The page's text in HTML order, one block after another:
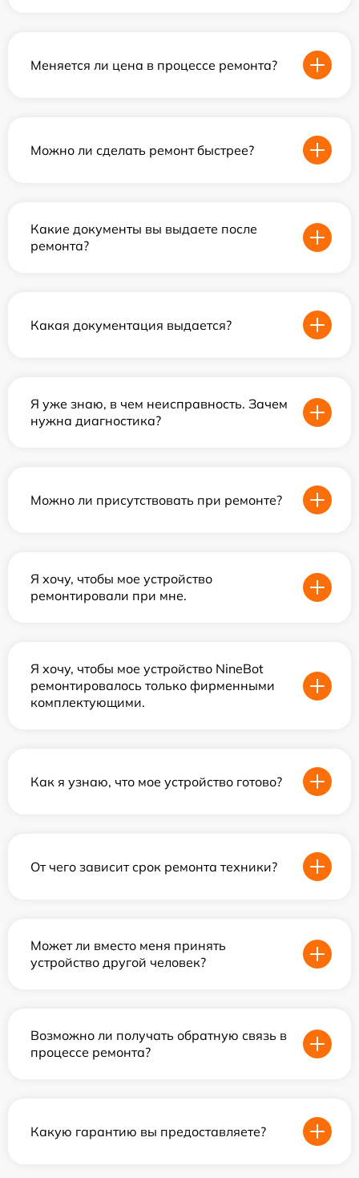
Меняется ли цена в процессе ремонта?
Можно ли сделать ремонт быстрее?
Какие документы вы выдаете после
ремонта?
Какая документация выдается?
Я уже знаю, в чем неисправность. Зачем
нужна диагностика?
Можно ли присутствовать при ремонте?
Я хочу, чтобы мое устройство
ремонтировали при мне.
Я хочу, чтобы мое устройство NineBot
ремонтировалось только фирменными
комплектующими.
Как я узнаю, что мое устройство готово?
От чего зависит срок ремонта техники?
Может ли вместо меня принять
устройство другой человек?
Возможно ли получать обратную связь в
процессе ремонта?
Какую гарантию вы предоставляете?